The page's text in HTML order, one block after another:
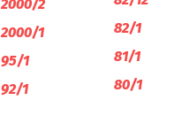
2000/2
2000/1
95/1
92/1
82/1
81/1
80/1